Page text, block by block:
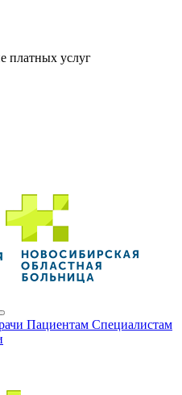
платных услуг
Пациентам Специалистам